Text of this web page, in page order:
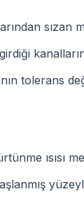
sızan
tolerans
ısısı